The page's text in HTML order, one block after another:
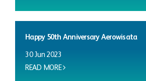
Happy 50th Anniversary Aerowisata
30 Jun 2023
READ MORE